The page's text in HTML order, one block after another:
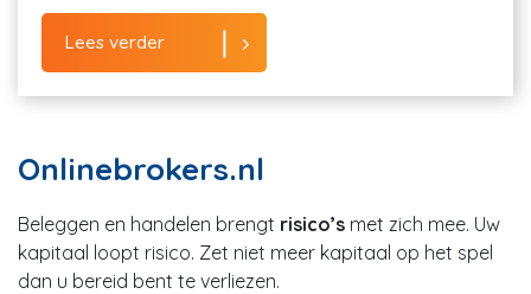
Lees verder
Onlinebrokers.nl
Beleggen en handelen brengt risico’s met zich mee. Uw
kapitaal loopt risico. Zet niet meer kapitaal op het spel
dan u bereid bent te verliezen.